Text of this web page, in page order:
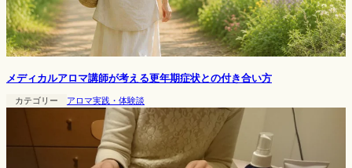
メディカルアロマ講師が考える更年期症状との付き合い方
カテゴリー アロマ実践・体験談